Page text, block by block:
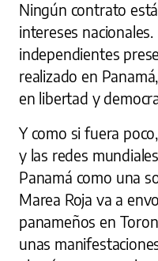
Ningún contrato
intereses
independientes
realizado en
en libertad y
Y como si fuera
y las redes
Panamá como una
Marea Roja va a
panameños en
unas